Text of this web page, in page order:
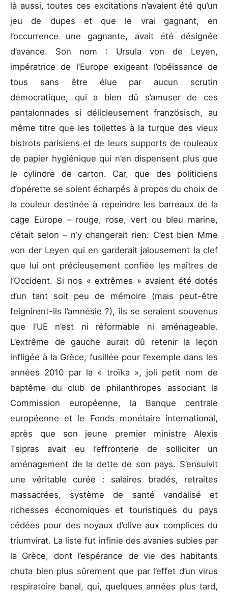
là aussi, toutes ces excitations n’avaient été qu’un
jeu de dupes et que le vrai gagnant, en
l’occurrence une gagnante, avait été désignée
d’avance. Son nom : Ursula von de Leyen,
impératrice de l’Europe exigeant l’obéissance de
tous sans être élue par aucun scrutin
démocratique, qui a bien dû s’amuser de ces
pantalonnades si délicieusement französisch, au
même titre que les toilettes à la turque des vieux
bistrots parisiens et de leurs supports de rouleaux
de papier hygiénique qui n’en dispensent plus que
le cylindre de carton. Car, que des politiciens
d’opérette se soient écharpés à propos du choix de
la couleur destinée à repeindre les barreaux de la
cage Europe – rouge, rose, vert ou bleu marine,
c’était selon – n’y changerait rien. C’est bien Mme
von der Leyen qui en garderait jalousement la clef
que lui ont précieusement confiée les maîtres de
l’Occident. Si nos « extrêmes » avaient été dotés
d’un tant soit peu de mémoire (mais peut-être
feignirent-ils l’amnésie ?), ils se seraient souvenus
que l’UE n’est ni réformable ni aménageable.
L’extrême de gauche aurait dû retenir la leçon
infligée à la Grèce, fusillée pour l’exemple dans les
années 2010 par la « troïka », joli petit nom de
baptême du club de philanthropes associant la
Commission européenne, la Banque centrale
européenne et le Fonds monétaire international,
après que son jeune premier ministre Alexis
Tsipras avait eu l’effronterie de solliciter un
aménagement de la dette de son pays. S’ensuivit
une véritable curée : salaires bradés, retraites
massacrées, système de santé vandalisé et
richesses économiques et touristiques du pays
cédées pour des noyaux d’olive aux complices du
triumvirat. La liste fut infinie des avanies subies par
la Grèce, dont l’espérance de vie des habitants
chuta bien plus sûrement que par l’effet d’un virus
respiratoire banal, qui, quelques années plus tard,